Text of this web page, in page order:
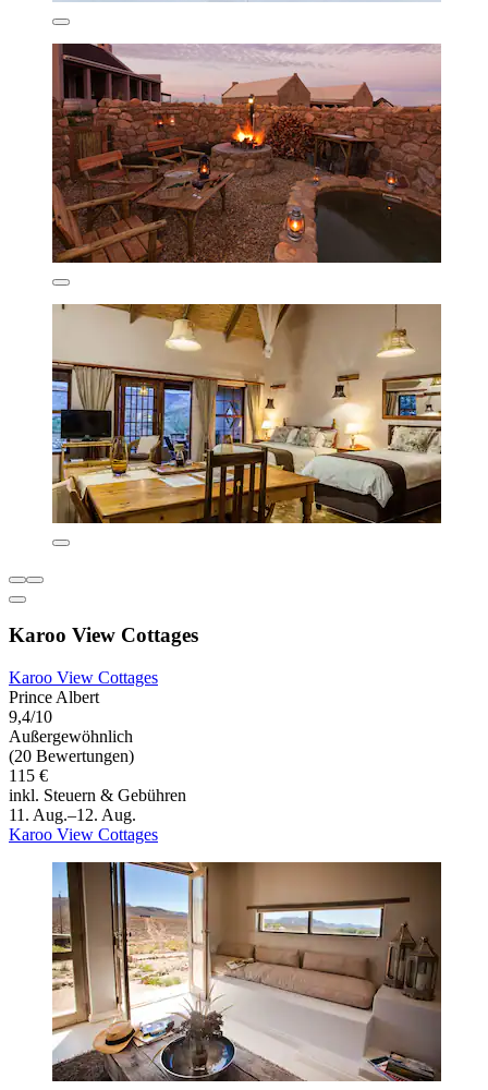
Karoo View Cottages
Karoo View Cottages
Prince Albert
9,4/10
Außergewöhnlich
(20 Bewertungen)
115 €
inkl. Steuern & Gebühren
11. Aug.–12. Aug.
Karoo View Cottages